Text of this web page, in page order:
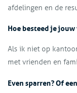
afdelingen en de
Hoe besteed je
Als ik niet op
met vrienden en
Even sparren? Of